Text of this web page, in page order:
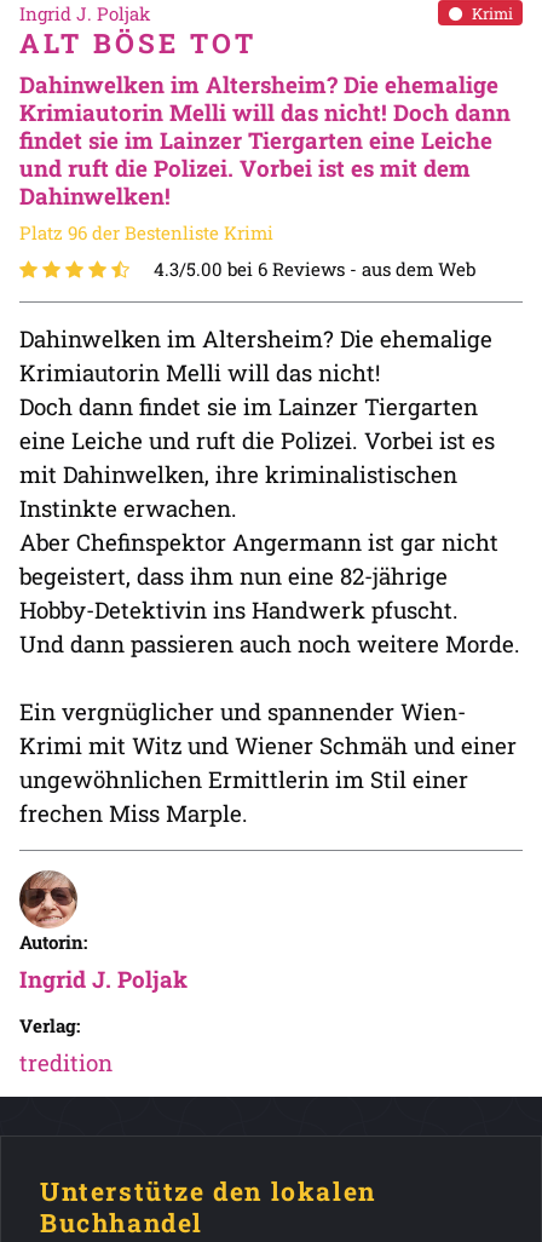
Krimi
Ingrid J. Poljak
ALT BÖSE TOT
Dahinwelken im Altersheim? Die ehemalige
Krimiautorin Melli will das nicht! Doch dann
findet sie im Lainzer Tiergarten eine Leiche
und ruft die Polizei. Vorbei ist es mit dem
Dahinwelken!
Platz 96 der Bestenliste Krimi
4.3/5.00 bei 6 Reviews - aus dem Web
Dahinwelken im Altersheim? Die ehemalige
Krimiautorin Melli will das nicht!
Doch dann findet sie im Lainzer Tiergarten
eine Leiche und ruft die Polizei. Vorbei ist es
mit Dahinwelken, ihre kriminalistischen
Instinkte erwachen.
Aber Chefinspektor Angermann ist gar nicht
begeistert, dass ihm nun eine 82-jährige
Hobby-Detektivin ins Handwerk pfuscht.
Und dann passieren auch noch weitere Morde.
Ein vergnüglicher und spannender Wien-
Krimi mit Witz und Wiener Schmäh und einer
ungewöhnlichen Ermittlerin im Stil einer
frechen Miss Marple.
Autorin:
Ingrid J. Poljak
Verlag:
tredition
Unterstütze den lokalen
Buchhandel